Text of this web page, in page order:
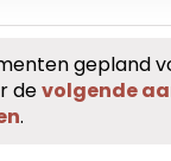
gepland
devolgende
.